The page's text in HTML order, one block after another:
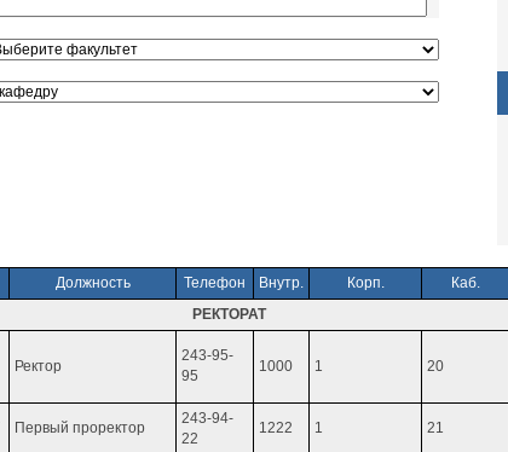
Должность Телефон Внутр. Корп. Каб.
РЕКТОРАТ
Ректор
243-95-
95
1000 1 20
Первый проректор
243-94-
22
1222 1 21